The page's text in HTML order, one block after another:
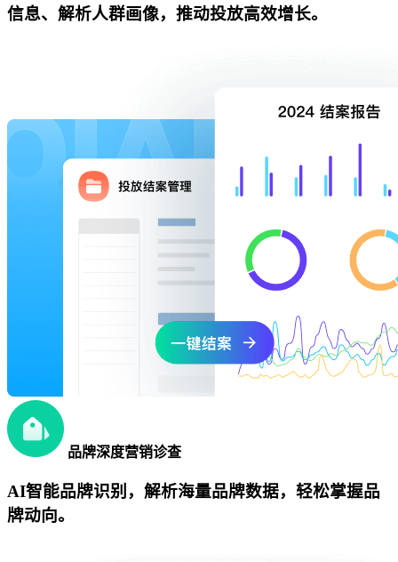
信息、解析人群画像，推动投放高效增长。
品牌深度营销诊查
AI智能品牌识别，解析海量品牌数据，轻松掌握品
牌动向。